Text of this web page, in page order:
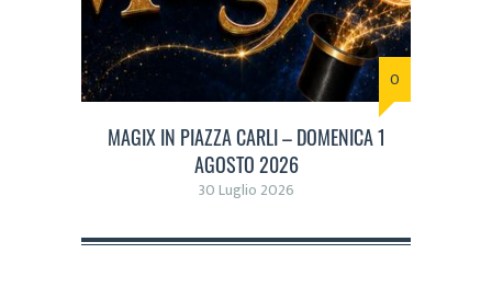
0
MAGIX IN PIAZZA CARLI – DOMENICA 1
AGOSTO 2026
30 Luglio 2026